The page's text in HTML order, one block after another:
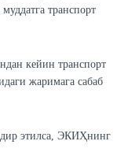
транспорт
кейин транспорт
жаримага сабаб
этилса, ЭКИҲнинг